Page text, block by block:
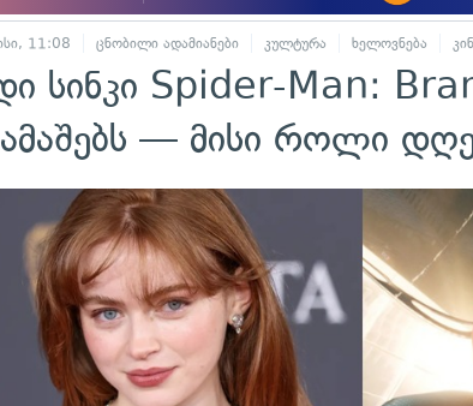
11:08 ცნობილი ადამიანები კულტურა ხელოვნება
სინკი Spider-Man:
— მისი როლი